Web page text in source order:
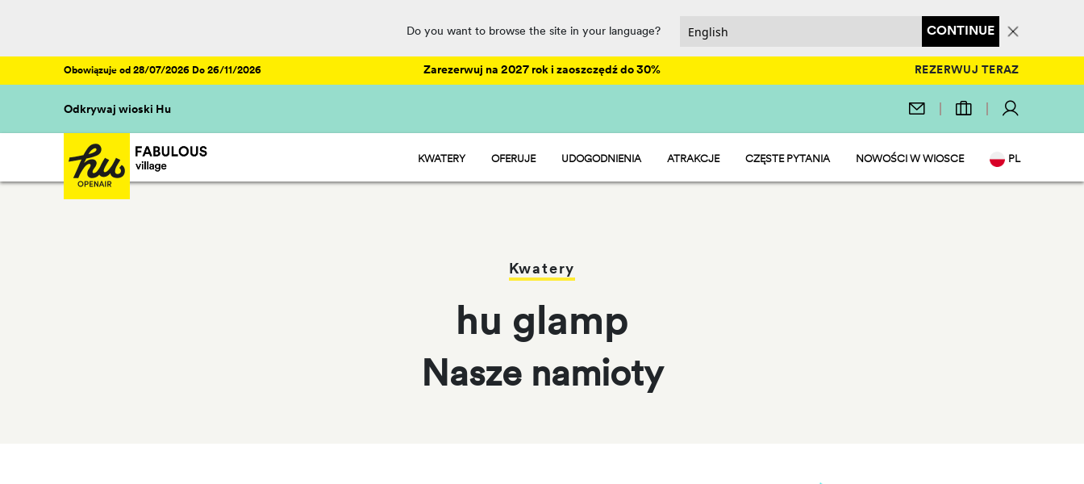
Do you want to browse the site in your language? CONTINUE
Obowiązuje od 28/07/2026 Do 26/11/2026 Zarezerwuj na 2027 rok i zaoszczędź do 30% REZERWUJ TERAZ
Odkrywaj wioski Hu
KWATERY
HU CAMP - BOISKA
OFERUJE UDOGODNIENIA
PARK WODNY
ATRAKCJE CZĘSTE PYTANIA NOWOŚCI W WIOSCE PL
IT
Kwatery
hu glamp
Nasze namioty